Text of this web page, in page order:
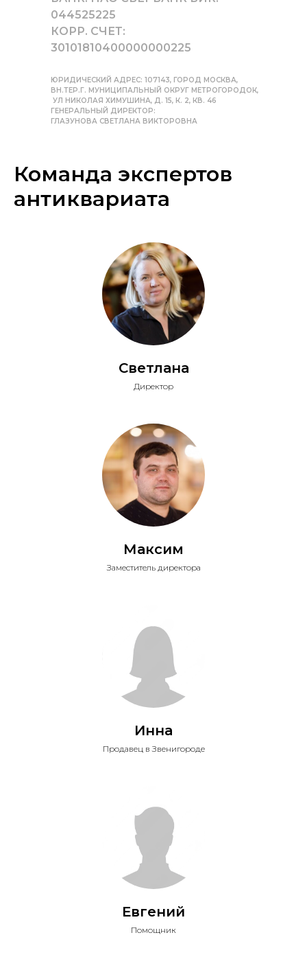
044525225
КОРР. СЧЕТ:
30101810400000000225
ЮРИДИЧЕСКИЙ АДРЕС: 107143, ГОРОД МОСКВА,
ВН.ТЕР.Г. МУНИЦИПАЛЬНЫЙ ОКРУГ МЕТРОГОРОДОК,
УЛ НИКОЛАЯ ХИМУШИНА, Д. 15, К. 2, КВ. 46
ГЕНЕРАЛЬНЫЙ ДИРЕКТОР:
ГЛАЗУНОВА СВЕТЛАНА ВИКТОРОВНА
Команда экспертов
антиквариата
Светлана
Директор
Максим
Заместитель директора
Инна
Продавец в Звенигороде
Евгений
Помощник